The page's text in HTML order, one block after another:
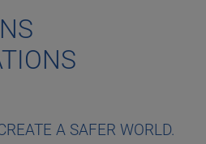
A SAFER WORLD.